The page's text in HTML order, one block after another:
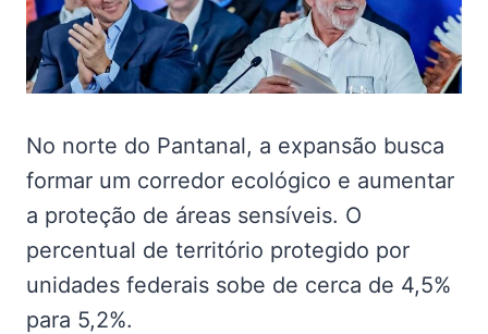
No norte do Pantanal, a expansão busca
formar um corredor ecológico e aumentar
a proteção de áreas sensíveis. O
percentual de território protegido por
unidades federais sobe de cerca de 4,5%
para 5,2%.